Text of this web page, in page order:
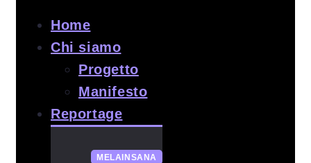
Home
Chi siamo
Progetto
Manifesto
Reportage
MELAINSANA